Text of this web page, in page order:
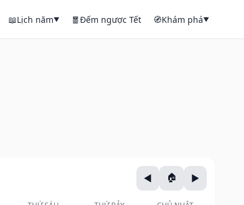
📖Lịch năm▼ 🧧Đếm ngược Tết 🧭Khám phá▼